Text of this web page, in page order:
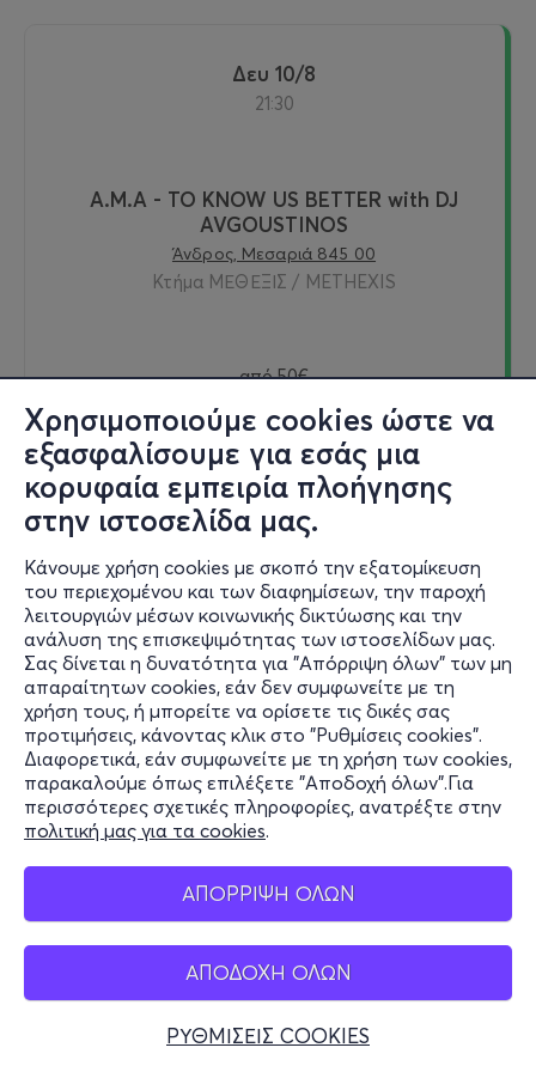
Χρησιμοποιούμε cookies ώστε να
εξασφαλίσουμε για εσάς μια
κορυφαία εμπειρία πλοήγησης
στην ιστοσελίδα μας.
Κάνουμε χρήση cookies με σκοπό την εξατομίκευση
του περιεχομένου και των διαφημίσεων, την παροχή
λειτουργιών μέσων κοινωνικής δικτύωσης και την
ανάλυση της επισκεψιμότητας των ιστοσελίδων μας.
Σας δίνεται η δυνατότητα για "Απόρριψη όλων" των μη
απαραίτητων cookies, εάν δεν συμφωνείτε με τη
χρήση τους, ή μπορείτε να ορίσετε τις δικές σας
προτιμήσεις, κάνοντας κλικ στο "Ρυθμίσεις cookies".
Διαφορετικά, εάν συμφωνείτε με τη χρήση των cookies,
παρακαλούμε όπως επιλέξετε "Αποδοχή όλων".Για
περισσότερες σχετικές πληροφορίες, ανατρέξτε στην
πολιτική μας για τα cookies.
ΑΠΟΡΡΙΨΗ ΟΛΩΝ
ΑΠΟΔΟΧΗ ΟΛΩΝ
ΡΥΘΜΙΣΕΙΣ COOKIES
Δευ 10/8
21:30
A.M.A - TO KNOW US BETTER with DJ
AVGOUSTINOS
Άνδρος, Μεσαριά 845 00
Κτήμα ΜΕΘΕΞΙΣ / METHEXIS
από50€
Εισιτήρια